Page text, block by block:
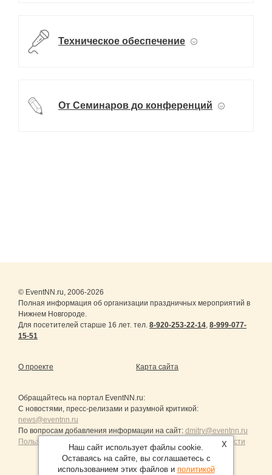
Техническое обеспечение
От Семинаров до конференций
© EventNN.ru, 2006-2026
Полная информация об организации праздничных мероприятий в
Нижнем Новгороде.
Для посетителей старше 16 лет. тел. 8-920-253-22-14, 8-999-077-
15-51
О проекте Карта сайта
Обращайтесь на портал EventNN.ru:
С новостями, пресс-релизами и разумной критикой:
news@eventnn.ru
По вопросам добавления информации на сайт: dmitry@eventnn.ru
Пользовательское Соглашение и политика конфиденциальности
X
Наш сайт использует файлы cookie.
Оставаясь на сайте, вы соглашаетесь с
использованием этих файлов и политикой